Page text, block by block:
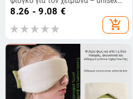
ενήλικες, βασικό/κορεατικό στυλ,
μονόχρωμο μοτίβο, διατηρούν τη
θερμότητα, κατάλληλες για
8.26 - 9.08 €
add_shopping_cart